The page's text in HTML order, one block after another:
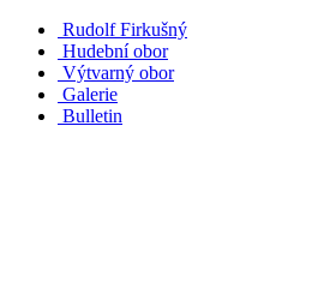
Rudolf Firkušný
Hudební obor
Výtvarný obor
Galerie
Bulletin